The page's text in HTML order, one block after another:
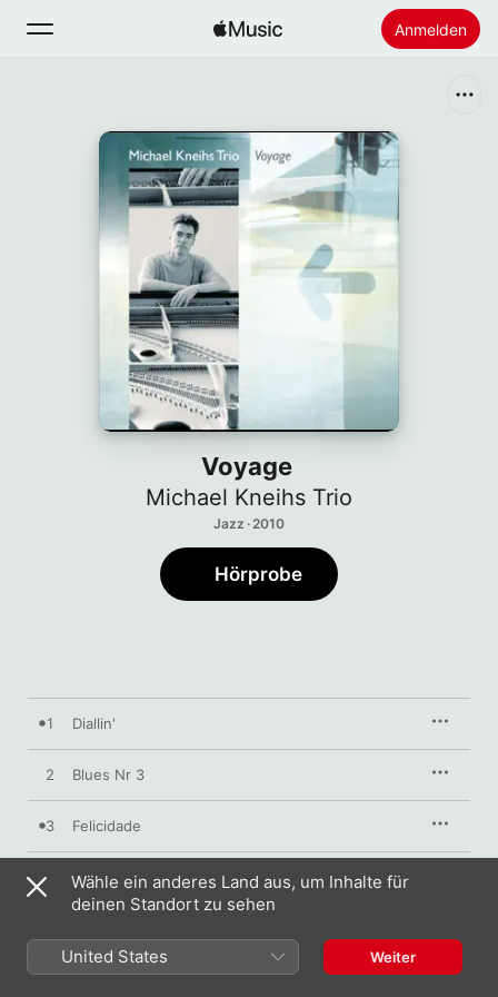
Anmelden
Startseite
Apple Music installieren
Voyage
Michael Kneihs Trio
Jazz · 2010
Hörprobe
1 Diallin'
2 Blues Nr 3
3 Felicidade
4 Come Rain Or Come Shine
6 Lonely Squirrel
Wähle ein anderes Land aus, um Inhalte für
deinen Standort zu sehen
United States Weiter